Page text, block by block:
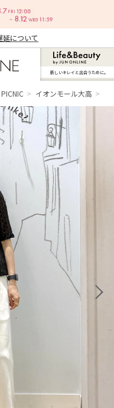
延について
新しいキレイと出合うために。
イオンモール大高